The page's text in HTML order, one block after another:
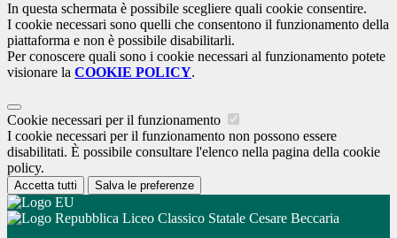
In questa schermata è possibile scegliere quali cookie consentire.
I cookie necessari sono quelli che consentono il funzionamento della
piattaforma e non è possibile disabilitarli.
Per conoscere quali sono i cookie necessari al funzionamento potete
visionare la COOKIE POLICY.
Cookie necessari per il funzionamento
I cookie necessari per il funzionamento non possono essere
disabilitati. È possibile consultare l'elenco nella pagina della cookie
policy.
Accetta tutti Salva le preferenze
Liceo Classico Statale Cesare Beccaria